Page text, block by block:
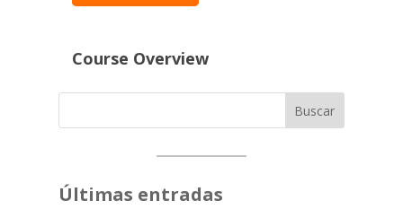
Course Overview
Buscar
Últimas entradas